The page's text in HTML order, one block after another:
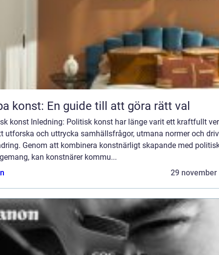
konst: En guide till att göra rätt val
konst Inledning: Politisk konst har länge varit ett kraftfullt
utforska och uttrycka samhällsfrågor, utmana normer och
Genom att kombinera konstnärligt skapande med
kan konstnärer kommu...
29 november